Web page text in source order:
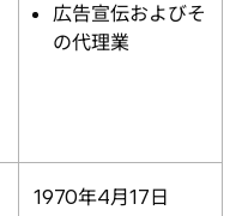
広告宣伝およびそ
の代理業
1970年4月17日